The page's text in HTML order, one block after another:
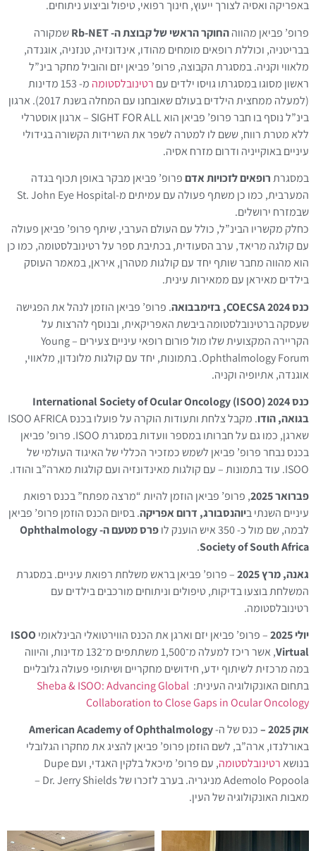
באפריקה ואסיה לצורך ייעוץ, חינוך רפואי, טיפול וביצוע ניתוחים.
פרופ’ פביאן מהווההחוקר הראשי של קבוצת ה- Rb-NET
שמקורה
בבריטניה, וכוללת רופאים מומחים מהודו, אינדונזיה, טנזניה, אוגנדה,
מלאווי וקניה. במסגרת הקבוצה, פרופ’ פביאן יזם והוביל מחקר בינ”ל
ראשון מסוגו במסגרתו גויסו ילדים עם רטינובלסטומה
מ- 153 מדינות
(למעלה ממחצית הילדים בעולם שאובחנו עם המחלה בשנת 2017). ארגון
בינ”ל נוסף בו חבר פרופ’ פביאן הוא SIGHT FOR ALL – ארגון אוסטרלי
ללא מטרת רווח, ששם לו למטרה לשפר את השרידות הקשורה בגידולי
עיניים באוקייניה ודרום מזרח אסיה.
במסגרתרופאים לזכויות אדםפרופ’ פביאן מבקר באופן תכוף בגדה
המערבית, כמו כן משתף פעולה עם עמיתים מ-St. John Eye Hospital
שבמזרח ירושלים.
כחלק מקשריו הבינ”ל, כולל עם העולם הערבי, שיתף פרופ’ פביאן פעולה
עם קולגה מריאד, ערב הסעודית, בכתיבת ספר על רטינובלסטומה, כמו כן
הוא מהווה מחבר שותף יחד עם קולגות מטהרן, איראן, במאמר העוסק
בילדים מאיראן עם ממאירות עינית.
כנס 2024 COECSA, בזימבבואה
. פרופ’ פביאן הוזמן לנהל את הפגישה
שעסקה ברטינובלסטומה ביבשת האפריקאית, ובנוסף להרצות על
הקריירה המקצועית שלו מול פורום רופאי עיניים צעירים – Young
Ophthalmology Forum. בתמונות, יחד עם קולגות מלונדון, מלאווי,
אוגנדה, אתיופיה וקניה.
כנס International Society of Ocular Oncology (ISOO) 2024
בגואה, הודו
. מקבל צלחת ותעודות הוקרה על פועלו בכנס ISOO AFRICA
שארגן, כמו גם על חברותו במספר וועדות במסגרת ISOO. פרופ’ פביאן
בכנס נבחר פרופ’ פביאן לשמש כמזכיר הכללי של האיגוד העולמי של
ISOO. עוד בתמונות – עם קולגות מאינדונזיה ועם קולגות מארה”ב והודו.
פברואר 2025
, פרופ’ פביאן הוזמן להיות “מרצה מפתח” בכנס רפואת
עיניים השנתי ביוהנסבורג, דרום אפריקה. בסיום הכנס הוזמן פרופ’ פביאן
לבמה, שם מול כ- 350 איש הוענק לו
פרס מטעם ה- Ophthalmology
Society of South Africa
.
גאנה, מרץ 2025
– פרופ’ פביאן בראש משלחת רפואת עיניים. במסגרת
המשלחת בוצעו בדיקות, טיפולים וניתוחים מורכבים בילדים עם
רטינובלסטומה.
יולי 2025
– פרופ’ פביאן יזם וארגן את הכנס הווירטואלי הבינלאומי ISOO
Virtual
, אשר ריכז למעלה מ־1,500 משתתפים מ־132 מדינות, והיווה
במה מרכזית לשיתוף ידע, חידושים מחקריים ושיתופי פעולה גלובליים
בתחום האונקולוגיה העינית: Sheba & ISOO: Advancing Global
Collaboration to Close Gaps in Ocular Oncology
אוק 2025 –
כנס של ה-American Academy of Ophthalmology
באורלנדו, ארה”ב, לשם הוזמן פרופ’ פביאן להציג את מחקרו הגלובלי
בנושארטינובלסטומה, עם פרופ’ מיכאלבלקין האגדי, ועםDupe
Ademolo Popoola מניגריה. בערב לזכרו שלDr. Jerry Shields
–
מאבות האונקולוגיה של העין.